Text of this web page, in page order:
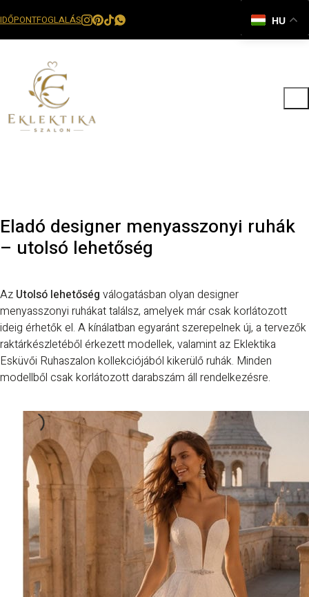
IDŐPONTFOGLALÁS HU
Eladó designer menyasszonyi ruhák
– utolsó lehetőség
Az Utolsó lehetőség válogatásban olyan designer
menyasszonyi ruhákat találsz, amelyek már csak korlátozott
ideig érhetők el. A kínálatban egyaránt szerepelnek új, a tervezők
raktárkészletéből érkezett modellek, valamint az Eklektika
Esküvői Ruhaszalon kollekciójából kikerülő ruhák. Minden
modellből csak korlátozott darabszám áll rendelkezésre.